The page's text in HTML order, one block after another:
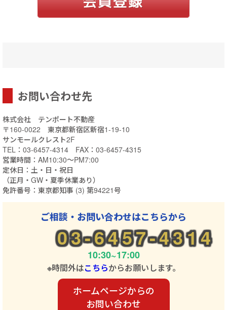
お問い合わせ先
株式会社 テンポート不動産
〒160-0022 東京都新宿区新宿1-19-10
サンモールクレスト2F
TEL：03-6457-4314 FAX：03-6457-4315
営業時間：AM10:30～PM7:00
定休日：土・日・祝日
（正月・GW・夏季休業あり）
免許番号：東京都知事 (3) 第94221号
ご相談・お問い合わせはこちらから
03-6457-4314
10:30~17:00
※時間外はこちらからお願いします。
ホームページからの
お問い合わせ